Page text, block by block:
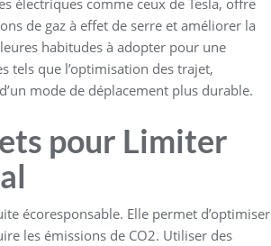
électriques comme ceux de Tesla, offre
de gaz à effet de serre et améliorer la
habitudes à adopter pour une
tels que l’optimisation des trajet,
mode de déplacement plus durable.
pour Limiter
écoresponsable. Elle permet d’optimiser
les émissions de CO2. Utiliser des